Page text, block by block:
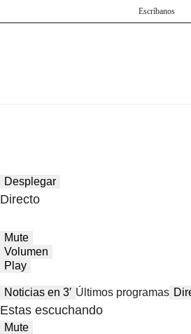
Escríbanos
Desplegar
Directo
Mute
Volumen
Play
Noticias en 3′ Últimos programas
Estas escuchando
Mute